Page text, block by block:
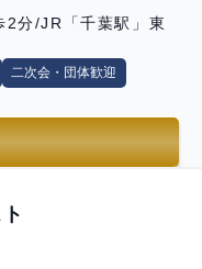
2分/JR「千葉駅」東
二次会・団体歓迎